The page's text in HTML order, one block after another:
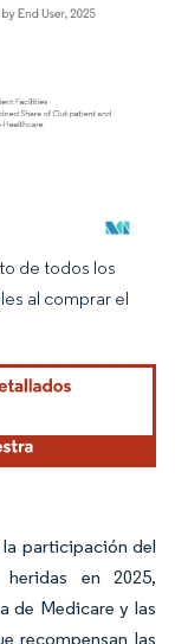
según CC BY 4.0.
de todos los
al comprar el
participación del
en 2025,
de Medicare y las
recompensan las